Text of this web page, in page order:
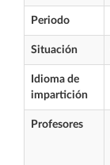
Periodo
Situación
Idioma de
impartición
Profesores